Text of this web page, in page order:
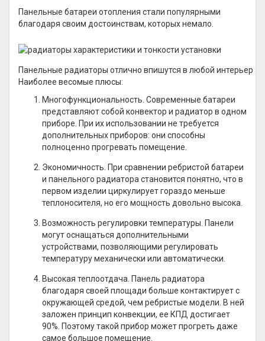
Панельные батареи отопления стали популярными
благодаря своим достоинствам, которых немало.
Панельные радиаторы отлично впишутся в любой интерьер
Наиболее весомые плюсы:
Многофункциональность. Современные батареи
представляют собой конвектор и радиатор в одном
приборе. При их использовании не требуется
дополнительных приборов: они способны
полноценно прогревать помещение.
Экономичность. При сравнении ребристой батареи
и панельного радиатора становится понятно, что в
первом изделии циркулирует гораздо меньше
теплоносителя, но его мощность довольно высока.
Возможность регулировки температуры. Панели
могут оснащаться дополнительными
устройствами, позволяющими регулировать
температуру механически или автоматически.
Высокая теплоотдача. Панель радиатора
благодаря своей площади больше контактирует с
окружающей средой, чем ребристые модели. В ней
заложен принцип конвекции, ее КПД достигает
90%. Поэтому такой прибор может прогреть даже
самое большое помещение.